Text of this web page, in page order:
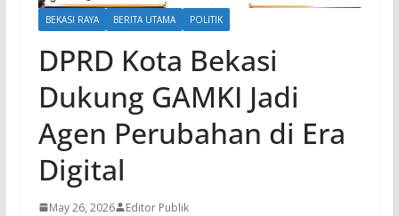
BEKASI RAYA BERITA UTAMA POLITIK
DPRD Kota Bekasi
Dukung GAMKI Jadi
Agen Perubahan di Era
Digital
May 26, 2026 Editor Publik